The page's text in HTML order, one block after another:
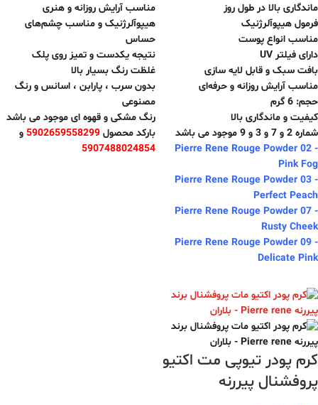
ماندگاری بالا در طول روز
فرمول هیپوآلرژنیک
مناسب انواع پوست
دارای فیلتر UV
بافت سبک و قابل لایه سازی
مناسب آرایش روزانه و حرفه‌ای
حجم: 6 گرم
کیفیت و ماندگاری بالا
شماره 2 و 7 و 3 و 9 موجود می باشد
Pierre Rene Rouge Powder 02 -
Pink Fog
Pierre Rene Rouge Powder 03 -
Perfect Peach
Pierre Rene Rouge Powder 07 -
Rusty Cheek
Pierre Rene Rouge Powder 09 -
Delicate Pink
مناسب آرایش روزانه و هنری
هیپوآلرژنیک و مناسب چشم‌های
حساس
نتیجه یکدست و تمیز روی پلک
غلظت رنگ بسیار بالا
بدون سرب ، پارابن ، اسانس و رنگ
مصنوعی
رنگ مشکی و قهوه ای موجود می باشد
بارکد محصول 5902659558299 و
5907488024854
کرم پودر تیوپی مت اکتیو
پروفشنال پیررنه